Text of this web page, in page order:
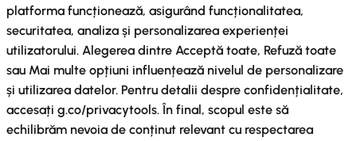
platforma funcționează, asigurând funcționalitatea,
securitatea, analiza și personalizarea experienței
utilizatorului. Alegerea dintre Acceptă toate, Refuză toate
sau Mai multe opțiuni influențează nivelul de personalizare
și utilizarea datelor. Pentru detalii despre confidențialitate,
accesați g.co/privacytools. În final, scopul este să
echilibrăm nevoia de conținut relevant cu respectarea